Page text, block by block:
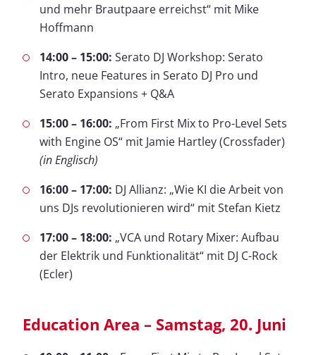
und mehr Brautpaare erreichst“ mit Mike
Hoffmann
14:00 – 15:00: Serato DJ Workshop: Serato
Intro, neue Features in Serato DJ Pro und
Serato Expansions + Q&A
15:00 – 16:00: „From First Mix to Pro-Level Sets
with Engine OS“ mit Jamie Hartley (Crossfader)
(in Englisch)
16:00 – 17:00: DJ Allianz: „Wie KI die Arbeit von
uns DJs revolutionieren wird“ mit Stefan Kietz
17:00 – 18:00: „VCA und Rotary Mixer: Aufbau
der Elektrik und Funktionalität“ mit DJ C-Rock
(Ecler)
Education Area – Samstag, 20. Juni